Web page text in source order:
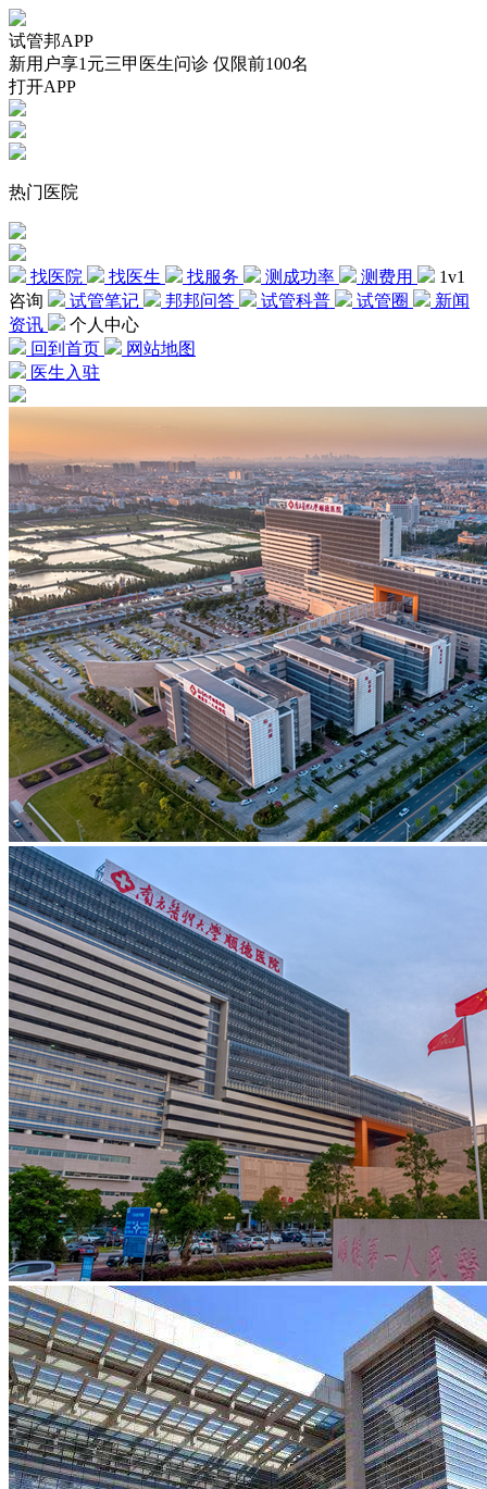
试管邦APP
新用户享1元三甲医生问诊 仅限前100名
打开APP
热门医院
找医院 找医生 找服务 测成功率 测费用
1v1
咨询
试管笔记 邦邦问答 试管科普 试管圈
新闻
资讯
个人中心
回到首页
网站地图
医生入驻